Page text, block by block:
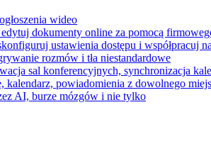
wideo
dokumenty online za pomocą
ustawienia dostępu i współpracuj
rozmów i tła niestandardowe
sal konferencyjnych, synchronizacja
kalendarz, powiadomienia z dowolnego
AI, burze mózgów i nie tylko